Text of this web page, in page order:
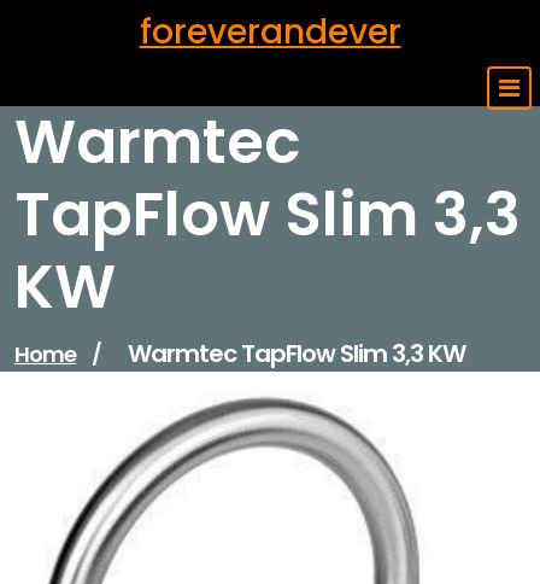
foreverandever
Warmtec
TapFlow Slim 3,3
KW
Home / Warmtec TapFlow Slim 3,3 KW